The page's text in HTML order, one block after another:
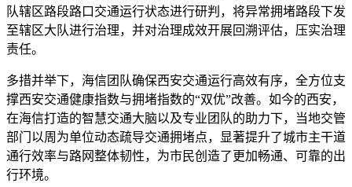
队辖区路段路口交通运行状态进行研判，将异常拥堵路段下发
至辖区大队进行治理，并对治理成效开展回溯评估，压实治理
责任。
多措并举下，海信团队确保西安交通运行高效有序，全方位支
撑西安交通健康指数与拥堵指数的“双优”改善。如今的西安，
在海信打造的智慧交通大脑以及专业团队的助力下，当地交管
部门以周为单位动态疏导交通拥堵点，显著提升了城市主干道
通行效率与路网整体韧性，为市民创造了更加畅通、可靠的出
行环境。